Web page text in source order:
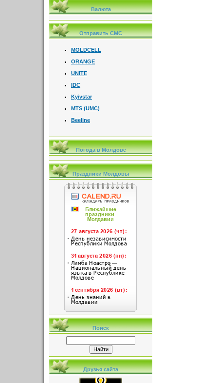
Валюта
Отправить СМС
MOLDCELL
ORANGE
UNITE
IDC
Kyivstar
MTS (UMC)
Beeline
Погода в Молдове
Праздники Молдовы
Поиск
Друзья сайта